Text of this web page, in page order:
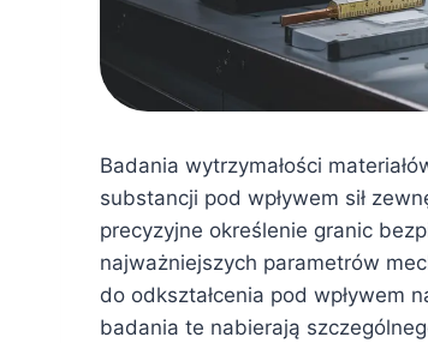
Badania wytrzymałości
substancji pod wpływem sił
precyzyjne określenie granic
najważniejszych parametrów
do odkształcenia pod wpływem
badania te nabierają